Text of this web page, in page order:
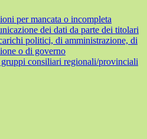
per mancata o incompleta
dei dati da parte dei titolari
politici, di amministrazione, di
o di governo
consiliari regionali/provinciali